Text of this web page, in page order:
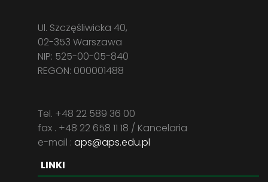
Ul. Szczęśliwicka 40,
02-353 Warszawa
NIP: 525-00-05-840
REGON: 000001488
Tel. +48 22 589 36 00
fax . +48 22 658 11 18 / Kancelaria
e-mail : aps@aps.edu.pl
LINKI